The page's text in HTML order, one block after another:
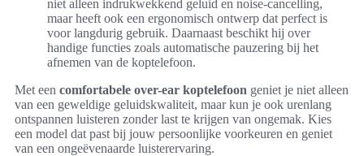
niet alleen indrukwekkend geluid en noise-cancelling,
maar heeft ook een ergonomisch ontwerp dat perfect is
voor langdurig gebruik. Daarnaast beschikt hij over
handige functies zoals automatische pauzering bij het
afnemen van de koptelefoon.
Met een comfortabele over-ear koptelefoon geniet je niet alleen
van een geweldige geluidskwaliteit, maar kun je ook urenlang
ontspannen luisteren zonder last te krijgen van ongemak. Kies
een model dat past bij jouw persoonlijke voorkeuren en geniet
van een ongeëvenaarde luisterervaring.